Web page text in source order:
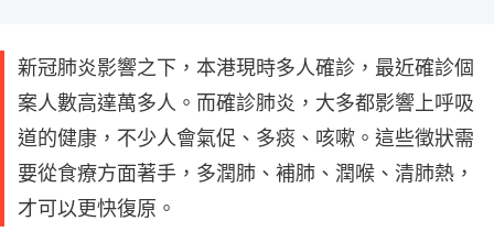
新冠肺炎影響之下，本港現時多人確診，最近確診個
案人數高達萬多人。而確診肺炎，大多都影響上呼吸
道的健康，不少人會氣促、多痰、咳嗽。這些徵狀需
要從食療方面著手，多潤肺、補肺、潤喉、清肺熱，
才可以更快復原。